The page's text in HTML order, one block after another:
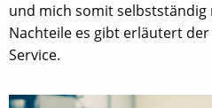
und mich somit selbstständig
Nachteile es gibt erläutert
Service.